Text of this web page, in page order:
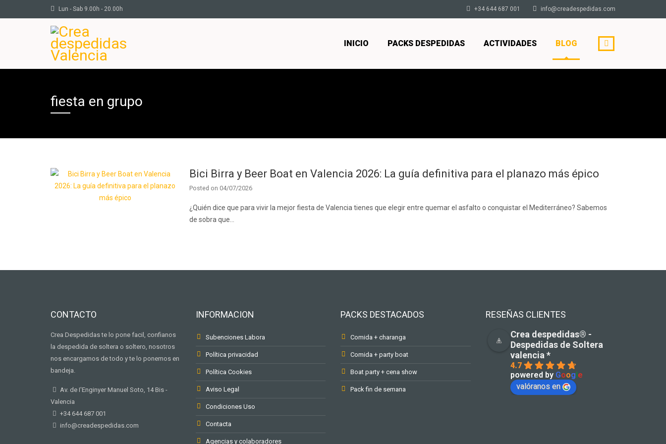
Lun - Sab 9.00h - 20.00h +34 644 687 001 info@creadespedidas.com
INICIO PACKS DESPEDIDAS ACTIVIDADES BLOG
fiesta en grupo
Bici Birra y Beer Boat en Valencia 2026: La guía definitiva para el planazo más épico
Posted on 04/07/2026
¿Quién dice que para vivir la mejor fiesta de Valencia tienes que elegir entre quemar el asfalto o conquistar el Mediterráneo? Sabemos
de sobra que…
CONTACTO
Crea Despedidas te lo pone facil, confianos
la despedida de soltera o soltero, nosotros
nos encargamos de todo y te lo ponemos en
bandeja.
Av. de I'Enginyer Manuel Soto, 14 Bis -
Valencia
+34 644 687 001
info@creadespedidas.com
INFORMACION
Subenciones Labora
Política privacidad
Política Cookies
Aviso Legal
Condiciones Uso
Contacta
Agencias y colaboradores
PACKS DESTACADOS
Comida + charanga
Comida + party boat
Boat party + cena show
Pack fin de semana
RESEÑAS CLIENTES
Crea despedidas®️ -
Despedidas de Soltera
valencia *
4.7
powered by Google
valóranos en